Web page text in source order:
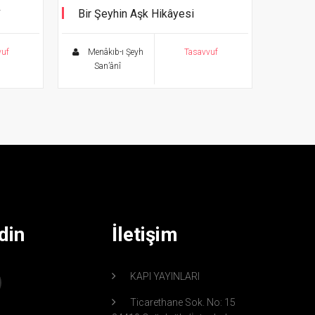
Bir Şeyhin Aşk Hikâyesi
Menâkıb-ı Şeyh
San’ânî
Tasavvuf
İletişim
KAPI YAYINLARI
Ticarethane Sok. No: 15